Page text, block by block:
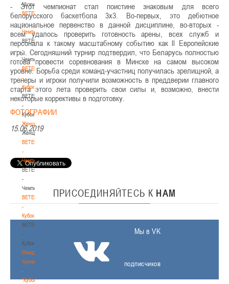
Мужчины
BETERA
-
Чемпионат
BETERA
-
Чемпионат
BETERA
-
Кубок
BETERA
-
Кубок
Женщины
Женщины
BETERA
-
Чемпионат
BETERA
-
Чемпионат
BETERA
-
Кубок
BETERA
-
Кубок
Международный
турнир
-
"Кубок
- Этот чемпионат стал поистине знаковым для всего
белорусского баскетбола 3х3. Во-первых, это дебютное
национальное первенство в данной дисциплине, во-вторых -
всем удалось проверить готовность арены, всех служб и
персонала к такому масштабному событию как ll Европейские
игры. Сегодняшний турнир подтвердил, что Беларусь полностью
готовапровести соревнования в Минске на самом высоком
уровне. Борьба среди команд-участниц получилась зрелищной, а
тренеры и игроки получили возможность в преддверии главного
старта этого лета проверить свои силы и, возможно, внести
некоторые коррективы в подготовку.
ФОТОГРАФИИ
15.06.2019
ПРИСОЕДИНЯЙТЕСЬ К НАМ
Мы в VK
подписчиков